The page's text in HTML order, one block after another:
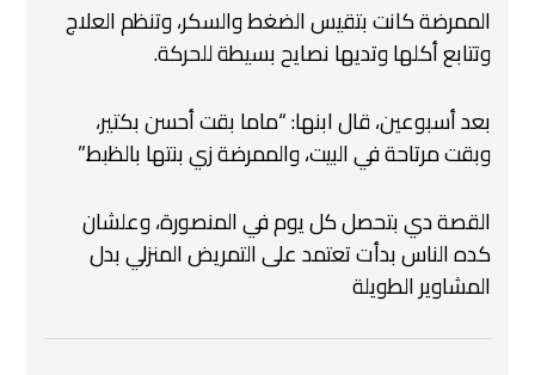
الممرضة كانت بتقيس الضغط والسكر،وتنظم العلاج
وتتابع أكلها وتديها نصايح بسيطة للحركة.
بعد أسبوعين، قال ابنها:“ماما بقت أحسن بكتير،
وبقت مرتاحة في البيت، والممرضة زي بنتها بالظبط.”
القصة دي بتحصل كل يوم في المنصورة،وعلشان
كده الناس بدأت تعتمد على التمريض المنزلي بدل
المشاوير الطويلة